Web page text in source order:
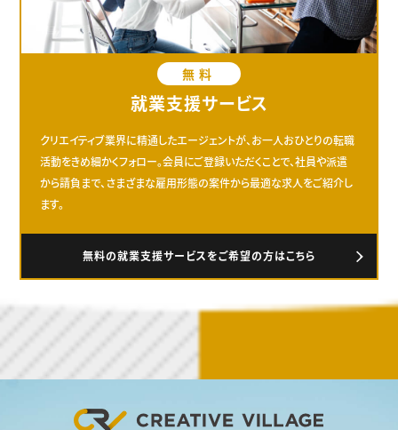
無料
就業支援サービス
クリエイティブ業界に精通したエージェントが、お一人おひとりの転職
活動をきめ細かくフォロー。会員にご登録いただくことで、社員や派遣
から請負まで、さまざまな雇用形態の案件から最適な求人をご紹介し
ます。
無料の就業支援サービスをご希望の方はこちら